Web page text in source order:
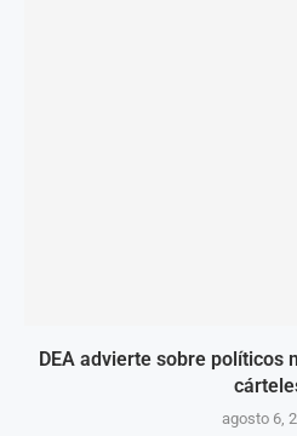
DEA advierte sobre políticos
agosto 6,